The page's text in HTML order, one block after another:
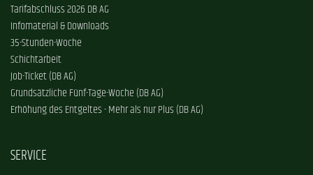
Tarifabschluss 2026 DB AG
Infomaterial & Downloads
35-Stunden-Woche
Schichtarbeit
Job-Ticket (DB AG)
Grundsätzliche Fünf-Tage-Woche (DB AG)
Erhöhung des Entgeltes - Mehr als nur Plus (DB AG)
SERVICE